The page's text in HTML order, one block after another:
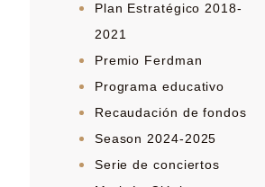
Plan Estratégico 2018-
2021
Premio Ferdman
Programa educativo
Recaudación de fondos
Season 2024-2025
Serie de conciertos